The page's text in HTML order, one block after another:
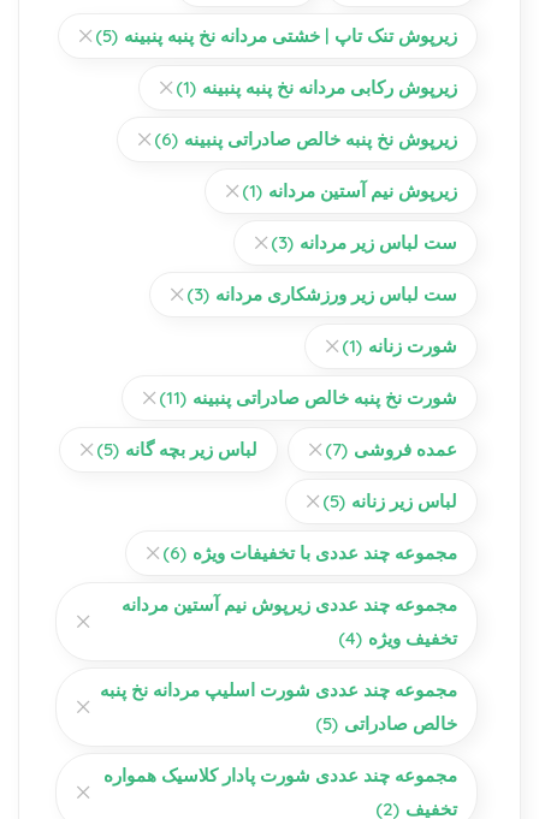
زیرپوش تنک تاپ | خشتی مردانه نخ پنبه پنبینه (5)
زیرپوش رکابی مردانه نخ پنبه پنبینه (1)
زیرپوش نخ پنبه خالص صادراتی پنبینه (6)
زیرپوش نیم آستین مردانه (1)
ست لباس زیر مردانه (3)
ست لباس زیر ورزشکاری مردانه (3)
شورت زنانه (1)
شورت نخ پنبه خالص صادراتی پنبینه (11)
عمده فروشی (7) لباس زیر بچه گانه (5)
لباس زیر زنانه (5)
مجموعه چند عددی با تخفیفات ویژه (6)
مجموعه چند عددی زیرپوش نیم آستین مردانه
تخفیف ویژه (4)
مجموعه چند عددی شورت اسلیپ مردانه نخ پنبه
خالص صادراتی (5)
مجموعه چند عددی شورت پادار کلاسیک همواره
تخفیف (2)